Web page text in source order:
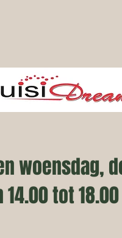
woensdag,
14.00 tot